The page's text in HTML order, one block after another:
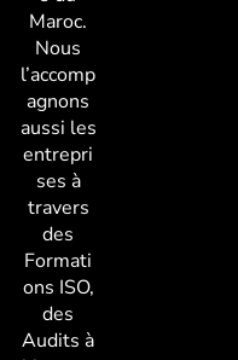
Maroc.
Nous
l’accomp
agnons
aussi les
entrepri
ses à
travers
des
Formati
ons ISO,
des
Audits à